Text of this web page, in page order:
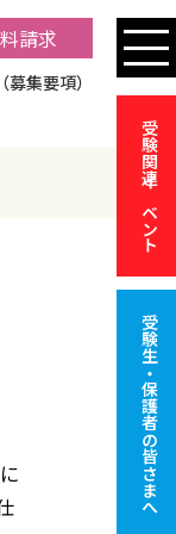
請求
集要項）
受験関連イベント
受験生・保護者の皆さまへ